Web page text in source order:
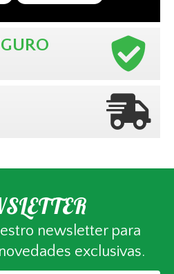
newsletter para
exclusivas.